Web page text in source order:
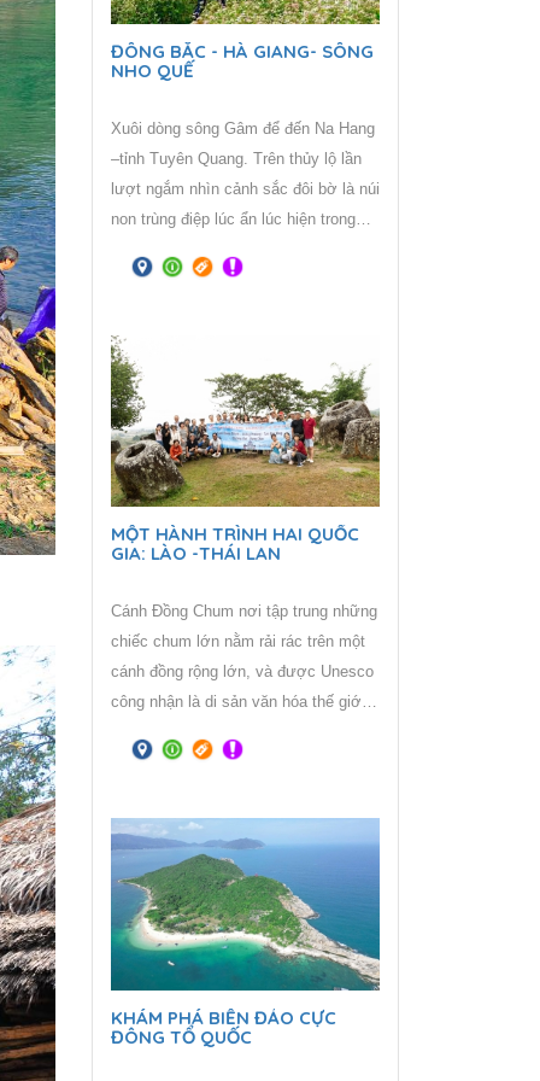
ĐÔNG BẮC - HÀ GIANG- SÔNG
NHO QUẾ
Xuôi dòng sông Gâm để đến Na Hang
–tỉnh Tuyên Quang. Trên thủy lộ lần
lượt ngắm nhìn cảnh sắc đôi bờ là núi
non trùng điệp lúc ẩn lúc hiện trong
đẹp tựa truyện cổ tích Na Hang nơi
trời, sông nước ... là thắng cảnh hiếm
nơi nào có.
MỘT HÀNH TRÌNH HAI QUỐC
GIA: LÀO -THÁI LAN
Cánh Đồng Chum nơi tập trung những
chiếc chum lớn nằm rải rác trên một
cánh đồng rộng lớn, và được Unesco
công nhận là di sản văn hóa thế giới
VÀNG” – là một vùng đất khét tiếng
vẫn là địa danh rất được xem là mảnh
đất đầy bí ẩn. Tam giác Vàng trên
thực tế có diện tích bằng một nửa so
với miền Bắc Việt Nam, trải dài từ
tỉnh Mong Hpayak của Myanmar, sang
Chiang Rai của Thái Lan và
KHÁM PHÁ BIỂN ĐẢO CỰC
ĐÔNG TỔ QUỐC